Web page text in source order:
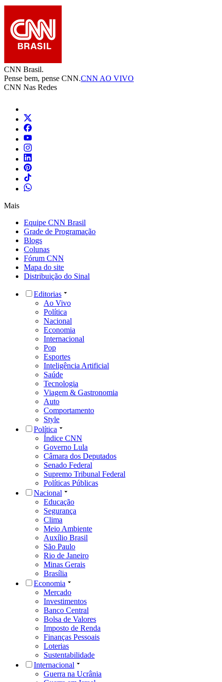
CNN Brasil.
Pense bem, pense CNN.CNN AO VIVO
CNN Nas Redes
Mais
Equipe CNN Brasil
Grade de Programação
Blogs
Colunas
Fórum CNN
Mapa do site
Distribuição do Sinal
Editorias
Ao Vivo
Política
Nacional
Economia
Internacional
Pop
Esportes
Inteligência Artificial
Saúde
Tecnologia
Viagem & Gastronomia
Auto
Comportamento
Style
Política
Índice CNN
Governo Lula
Câmara dos Deputados
Senado Federal
Supremo Tribunal Federal
Políticas Públicas
Nacional
Educação
Segurança
Clima
Meio Ambiente
Auxílio Brasil
São Paulo
Rio de Janeiro
Minas Gerais
Brasília
Economia
Mercado
Investimentos
Banco Central
Bolsa de Valores
Imposto de Renda
Finanças Pessoais
Loterias
Sustentabilidade
Internacional
Guerra na Ucrânia